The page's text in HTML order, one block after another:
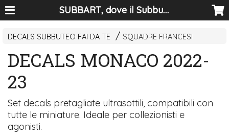
SUBBART, dove il Subbuteo diventa arte
DECALS SUBBUTEO FAI DA TE SQUADRE FRANCESI
DECALS MONACO 2022-
23
Set decals pretagliate ultrasottili, compatibili con
tutte le miniature. Ideale per collezionisti e
agonisti.